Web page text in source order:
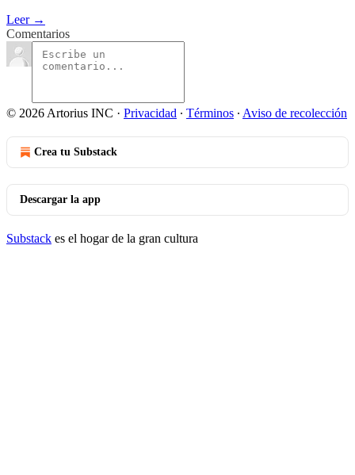
Leer →
Comentarios
© 2026 Artorius INC · Privacidad ∙ Términos ∙ Aviso de recolección
Crea tu Substack
Descargar la app
Substack es el hogar de la gran cultura